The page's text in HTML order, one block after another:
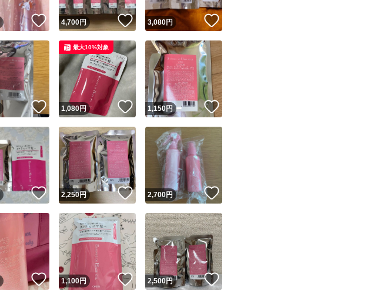
他フリマ実績◯+ このユーザーは他フリマサービスでの取引実績があります
スピード&安心発送
※このバッジは実績に基づく表示であり、発送を保証しているものではありません
スピード＆安心発送
このユーザーは高頻度で24時間以内＆設定した発送日数内に発送して
ます
スピード発送 このユーザーは高頻度で24時間以内に発送しています
安心発送 このユーザーは設定した発送日数内に発送しています
出品ページへ
キャンセル
いいね！
4,700円 いいね！
3,080円
いいね！
1,080円 いいね！
最大10%対象
1,150円 いいね！
いいね！
2,250円 いいね！
2,700円
いいね！
1,100円 いいね！
2,500円